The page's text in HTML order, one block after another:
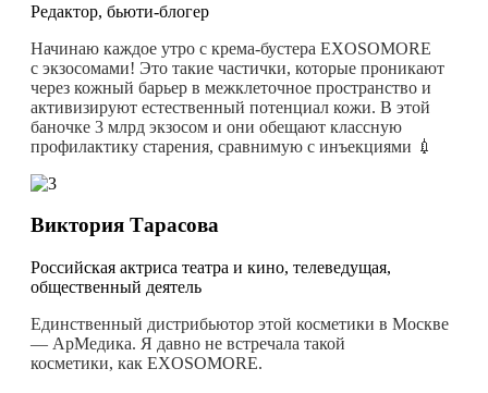
Редактор, бьюти-блогер
Начинаю каждое утро с крема-бустера EXOSOMORE
с экзосомами! Это такие частички, которые проникают
через кожный барьер в межклеточное пространство и
активизируют естественный потенциал кожи. В этой
баночке 3 млрд экзосом и они обещают классную
профилактику старения, сравнимую с инъекциями 💉
Виктория Тарасова
Российская актриса театра и кино, телеведущая,
общественный деятель
Единственный дистрибьютор этой косметики в Москве
— АрМедика. Я давно не встречала такой
косметики, как EXOSOMORE.